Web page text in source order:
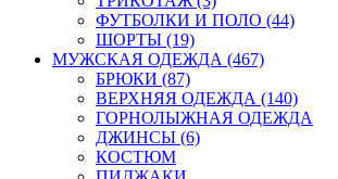
ФУТБОЛКИ И ПОЛО (44)
ШОРТЫ (19)
МУЖСКАЯ ОДЕЖДА (467)
БРЮКИ (87)
ВЕРХНЯЯ ОДЕЖДА (140)
ГОРНОЛЫЖНАЯ ОДЕЖДА
ДЖИНСЫ (6)
КОСТЮМ